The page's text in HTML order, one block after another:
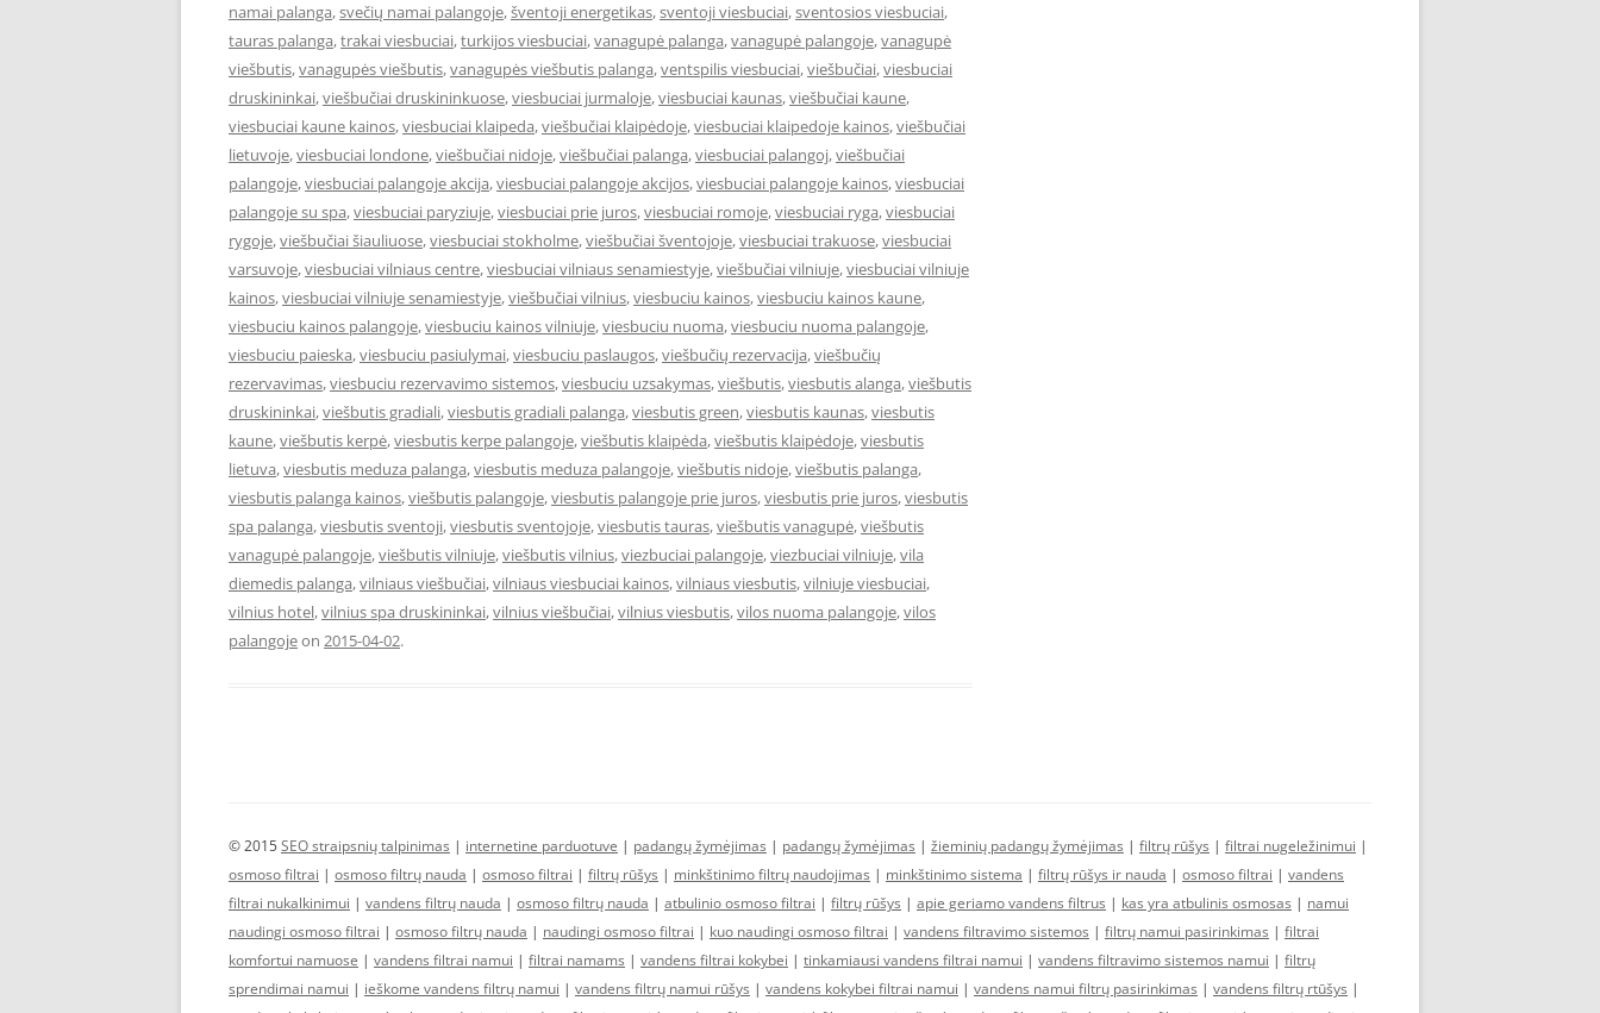
namai palanga,svečių namai palangoje,šventoji energetikas,sventoji viesbuciai,sventosios viesbuciai,
tauras palanga,trakai viesbuciai,turkijos viesbuciai,vanagupė palanga,vanagupė palangoje,vanagupė
viešbutis,vanagupės viešbutis,vanagupės viešbutis palanga,ventspilis viesbuciai,viešbučiai,viesbuciai
druskininkai,viešbučiai druskininkuose,viesbuciai jurmaloje,viesbuciai kaunas,viešbučiai kaune,
viesbuciai kaune kainos,viesbuciai klaipeda,viešbučiai klaipėdoje,viesbuciai klaipedoje kainos,viešbučiai
lietuvoje,viesbuciai londone,viešbučiai nidoje,viešbučiai palanga,viesbuciai palangoj,viešbučiai
palangoje,viesbuciai palangoje akcija,viesbuciai palangoje akcijos,viesbuciai palangoje kainos,viesbuciai
palangoje su spa,viesbuciai paryziuje,viesbuciai prie juros,viesbuciai romoje,viesbuciai ryga,viesbuciai
rygoje,viešbučiai šiauliuose,viesbuciai stokholme,viešbučiai šventojoje,viesbuciai trakuose,viesbuciai
varsuvoje,viesbuciai vilniaus centre,viesbuciai vilniaus senamiestyje,viešbučiai vilniuje,viesbuciai vilniuje
kainos,viesbuciai vilniuje senamiestyje,viešbučiai vilnius,viesbuciu kainos,viesbuciu kainos kaune,
viesbuciu kainos palangoje,viesbuciu kainos vilniuje,viesbuciu nuoma,viesbuciu nuoma palangoje,
viesbuciu paieska,viesbuciu pasiulymai,viesbuciu paslaugos,viešbučių rezervacija,viešbučių
rezervavimas,viesbuciu rezervavimo sistemos,viesbuciu uzsakymas,viešbutis,viesbutis alanga,viešbutis
druskininkai,viešbutis gradiali,viesbutis gradiali palanga,viesbutis green,viesbutis kaunas,viesbutis
kaune,viešbutis kerpė,viesbutis kerpe palangoje,viešbutis klaipėda,viešbutis klaipėdoje,viesbutis
lietuva,viesbutis meduza palanga,viesbutis meduza palangoje,viešbutis nidoje,viešbutis palanga,
viesbutis palanga kainos,viešbutis palangoje,viesbutis palangoje prie juros,viesbutis prie juros,viesbutis
spa palanga,viesbutis sventoji,viesbutis sventojoje,viesbutis tauras,viešbutis vanagupė,viešbutis
vanagupė palangoje,viešbutis vilniuje,viešbutis vilnius,viezbuciai palangoje,viezbuciai vilniuje,vila
diemedis palanga,vilniaus viešbučiai,vilniaus viesbuciai kainos,vilniaus viesbutis,vilniuje viesbuciai,
vilnius hotel,vilnius spa druskininkai,vilnius viešbučiai,vilnius viesbutis,vilos nuoma palangoje,vilos
palangojeon 2015-04-02.
© 2015SEO straipsnių talpinimas | internetine parduotuve | padangų žymėjimas | padangų žymėjimas | žieminių padangų žymėjimas | filtrų rūšys | filtrai nugeležinimui |
osmoso filtrai | osmoso filtrų nauda | osmoso filtrai | filtrų rūšys | minkštinimo filtrų naudojimas | minkštinimo sistema | filtrų rūšys ir nauda | osmoso filtrai | vandens
filtrai nukalkinimui | vandens filtrų nauda | osmoso filtrų nauda | atbulinio osmoso filtrai | filtrų rūšys | apie geriamo vandens filtrus | kas yra atbulinis osmosas | namui
naudingi osmoso filtrai | osmoso filtrų nauda | naudingi osmoso filtrai | kuo naudingi osmoso filtrai | vandens filtravimo sistemos | filtrų namui pasirinkimas | filtrai
komfortui namuose | vandens filtrai namui | filtrai namams | vandens filtrai kokybei | tinkamiausi vandens filtrai namui | vandens filtravimo sistemos namui | filtrų
sprendimai namui | ieškome vandens filtrų namui | vandens filtrų namui rūšys | vandens kokybei filtrai namui | vandens namui filtrų pasirinkimas | vandens filtrų rtūšys |